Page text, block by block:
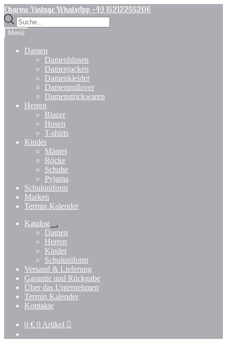
Zur
Navigation
springen
Zum
Inhalt
springen
Charme Vintage WhatsApp +49 15212255206
Products
search
Menü
Damen
Damenblusen
Damenjacken
Damenkleider
Damenpullover
Damenstrickwaren
Herren
Blazer
Hosen
T-shirts
Kinder
Mäntel
Röcke
Schuhe
Pyjama
Schuluniform
Marken
Termin Kalender
Katalog
Untermenü
öffnen
Damen
Herren
Kinder
Schuluniform
Versand & Lieferung
Garantie und Rückgabe
Über das Unternehmen
Termin Kalender
Kontakte
0 € 0 Artikel